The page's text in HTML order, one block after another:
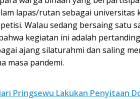
lapas/rutan sebagai universitas
Walau sedang bersaing satu
kegiatan ini adalah
ajang silaturahmi dan saling
masa pandemi.
Pringsewu Lakukan Penyitaan